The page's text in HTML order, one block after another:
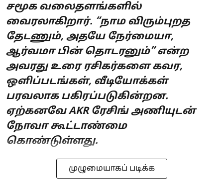
சமூக வலைதளங்களில்
வைரலாகிறார். “நாம விரும்புறத
தேடணும், அதயே நேர்மையா,
ஆர்வமா பின் தொடரனும்” என்ற
அவரது உரை ரசிகர்களை கவர,
ஒளிப்படங்கள், வீடியோக்கள்
பரவலாக பகிரப்படுகின்றன.
ஏற்கனவே AKR ரேசிங் அணியுடன்
நோவா கூட்டாண்மை
கொண்டுள்ளது.
முழுமையாகப் படிக்க